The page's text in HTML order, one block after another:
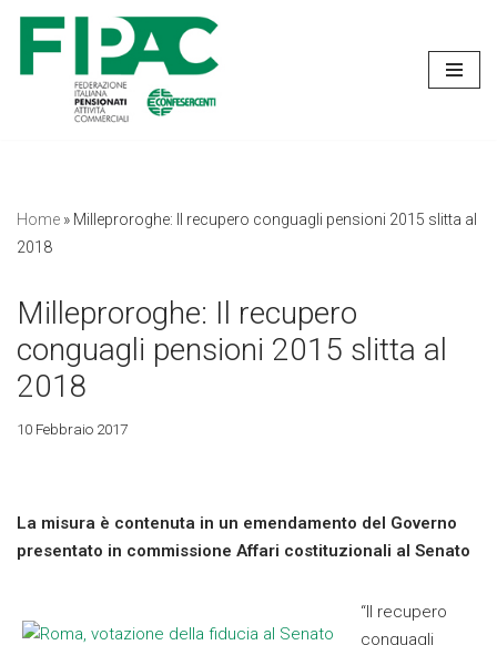
Vai
contenuto
Home » Milleproroghe: Il recupero conguagli pensioni 2015 slitta al
2018
Milleproroghe: Il recupero
conguagli pensioni 2015 slitta al
2018
10 Febbraio 2017
La misura è contenuta in un emendamento del Governo
presentato in commissione Affari costituzionali al Senato
“Il recupero
conguagli